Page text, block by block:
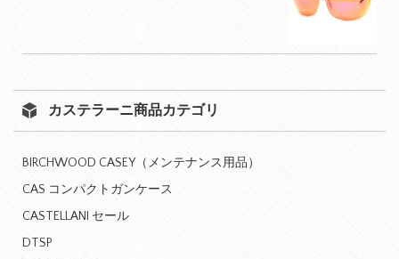
カステラーニ商品カテゴリ
BIRCHWOOD CASEY（メンテナンス用品）
CAS コンパクトガンケース
CASTELLANI セール
DTSP